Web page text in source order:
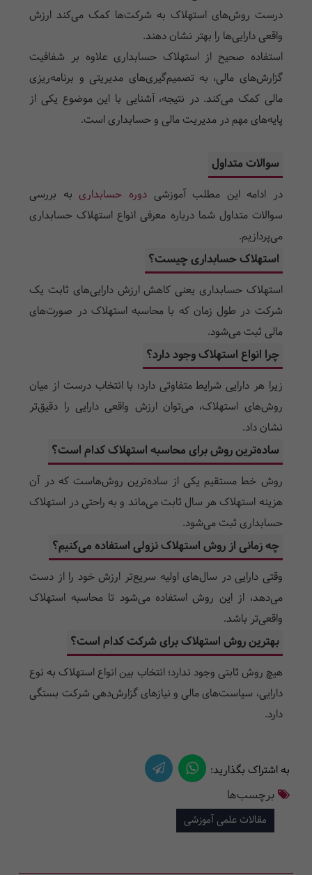
درست روش‌های استهلاک به شرکت‌ها کمک می‌کند ارزش
واقعی دارایی‌ها را بهتر نشان دهند.
استفاده صحیح از استهلاک حسابداری علاوه بر شفافیت
گزارش‌های مالی، به تصمیم‌گیری‌های مدیریتی و برنامه‌ریزی
مالی کمک می‌کند. در نتیجه، آشنایی با این موضوع یکی از
پایه‌های مهم در مدیریت مالی و حسابداری است.
سوالات متداول
در ادامه این مطلب آموزشیدوره حسابداریبه بررسی
سوالات متداول شما درباره معرفی انواع استهلاک حسابداری
می‌پردازیم.
استهلاک حسابداری چیست؟
استهلاک حسابداری یعنی کاهش ارزش دارایی‌های ثابت یک
شرکت در طول زمان که با محاسبه استهلاک در صورت‌های
مالی ثبت می‌شود.
چرا انواع استهلاک وجود دارد؟
زیرا هر دارایی شرایط متفاوتی دارد؛ با انتخاب درست از میان
روش‌های استهلاک، می‌توان ارزش واقعی دارایی را دقیق‌تر
نشان داد.
ساده‌ترین روش برای محاسبه استهلاک کدام است؟
روش خط مستقیم یکی از ساده‌ترین روش‌هاست که در آن
هزینه استهلاک هر سال ثابت می‌ماند و به راحتی در استهلاک
حسابداری ثبت می‌شود.
چه زمانی از روش استهلاک نزولی استفاده می‌کنیم؟
وقتی دارایی در سال‌های اولیه سریع‌تر ارزش خود را از دست
می‌دهد، از این روش استفاده می‌شود تا محاسبه استهلاک
واقعی‌تر باشد.
بهترین روش استهلاک برای شرکت کدام است؟
هیچ روش ثابتی وجود ندارد؛ انتخاب بین انواع استهلاک به نوع
دارایی، سیاست‌های مالی و نیازهای گزارش‌دهی شرکت بستگی
دارد.
به اشتراک بگذارید:
برچسب‌ها
مقالات علمی آموزشی